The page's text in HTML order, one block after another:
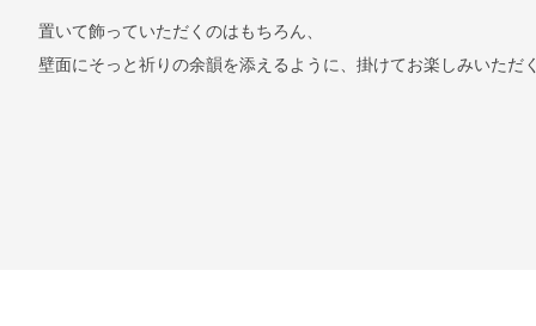
置いて飾っていただくのはもちろん、
壁面にそっと祈りの余韻を添えるように、掛けてお楽しみいただ